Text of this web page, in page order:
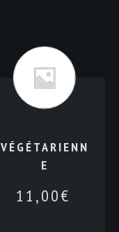
VÉGÉTARIENN
E
11,00€